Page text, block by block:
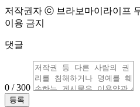
저작권자 ⓒ 브라보마이라이프
이용 금지
댓글
0 / 300